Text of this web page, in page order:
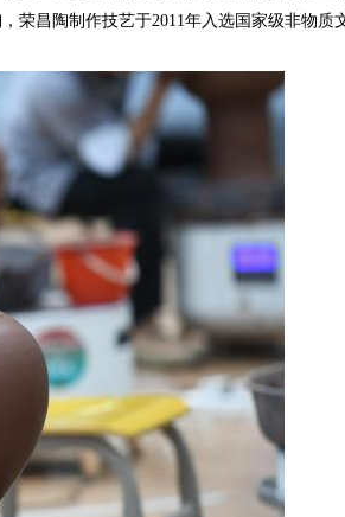
昌陶制作技艺于2011年入选国家级非物质